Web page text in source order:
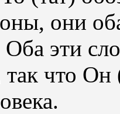
они
эти
что Он